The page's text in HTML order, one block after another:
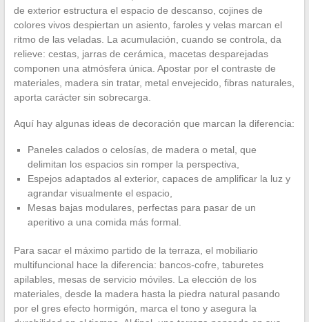
de exterior estructura el espacio de descanso, cojines de
colores vivos despiertan un asiento, faroles y velas marcan el
ritmo de las veladas. La acumulación, cuando se controla, da
relieve: cestas, jarras de cerámica, macetas desparejadas
componen una atmósfera única. Apostar por el contraste de
materiales, madera sin tratar, metal envejecido, fibras naturales,
aporta carácter sin sobrecarga.
Aquí hay algunas ideas de decoración que marcan la diferencia:
Paneles calados o celosías, de madera o metal, que
delimitan los espacios sin romper la perspectiva,
Espejos adaptados al exterior, capaces de amplificar la luz y
agrandar visualmente el espacio,
Mesas bajas modulares, perfectas para pasar de un
aperitivo a una comida más formal.
Para sacar el máximo partido de la terraza, el mobiliario
multifuncional hace la diferencia: bancos-cofre, taburetes
apilables, mesas de servicio móviles. La elección de los
materiales, desde la madera hasta la piedra natural pasando
por el gres efecto hormigón, marca el tono y asegura la